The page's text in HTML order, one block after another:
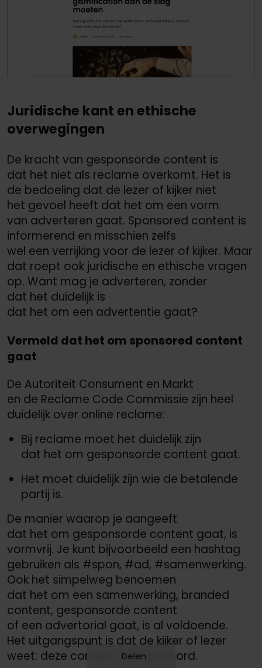
Juridische kant en ethische
overwegingen
De kracht van gesponsorde content is
dat het niet als reclame overkomt. Het is
de bedoeling dat de lezer of kijker niet
het gevoel heeft dat het om een vorm
van adverteren gaat. Sponsored content is
informerend en misschien zelfs
wel een verrijking voor de lezer of kijker. Maar
dat roept ook juridische en ethische vragen
op. Want mag je adverteren, zonder
dat het duidelijk is
dat het om een advertentie gaat?
Vermeld dat het om sponsored content
gaat
De Autoriteit Consument en Markt
en de Reclame Code Commissie zijn heel
duidelijk over online reclame:
Bij reclame moet het duidelijk zijn
dat het om gesponsorde content gaat.
Het moet duidelijk zijn wie de betalende
partij is.
De manier waarop je aangeeft
dat het om gesponsorde content gaat, is
vormvrij. Je kunt bijvoorbeeld een hashtag
gebruiken als #spon, #ad, #samenwerking.
Ook het simpelweg benoemen
dat het om een samenwerking, branded
content, gesponsorde content
of een advertorial gaat, is al voldoende.
Het uitgangspunt is dat de kijker of lezer
weet: deze content is gesponsord.
Delen